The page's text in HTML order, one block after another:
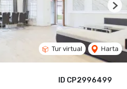
ID CP2996499
Tur virtual Harta